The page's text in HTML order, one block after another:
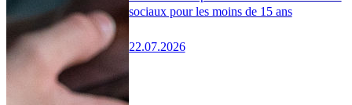
sociaux pour les moins de 15 ans
22.07.2026